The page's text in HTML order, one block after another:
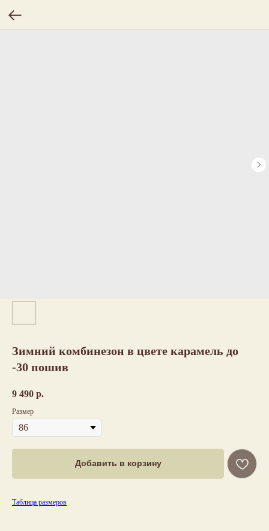
Зимний комбинезон в цвете карамель до
-30 пошив
9 490 р.
Размер
Добавить в корзину
Таблица размеров